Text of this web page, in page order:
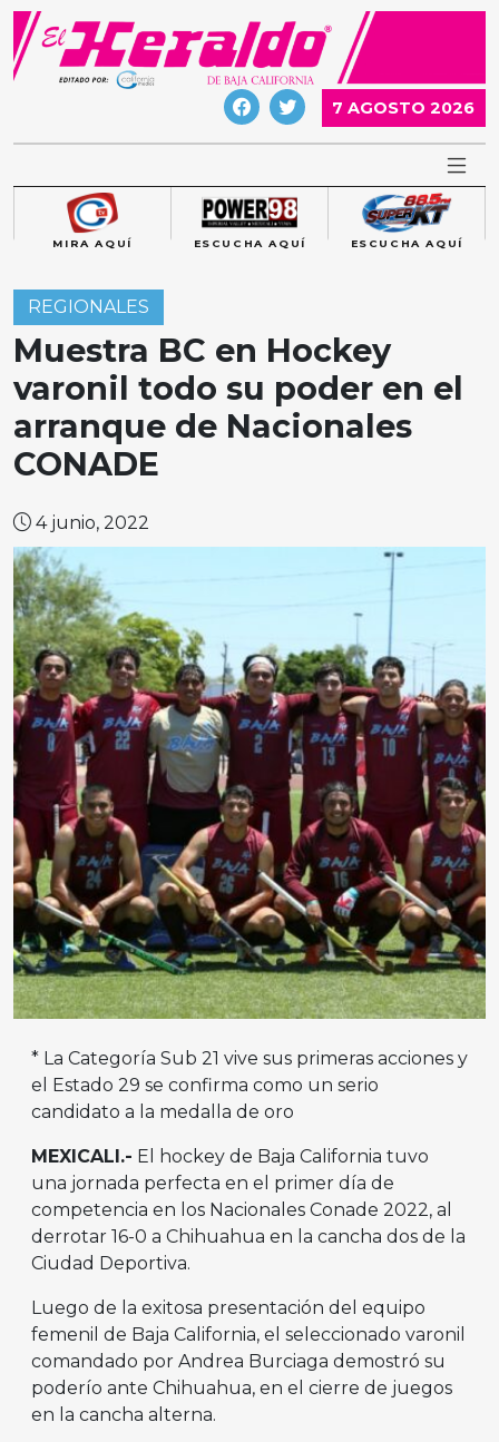
Skip
content
7 AGOSTO 2026
MIRA AQUÍ ESCUCHA AQUÍ ESCUCHA AQUÍ
REGIONALES
Muestra BC en Hockey
varonil todo su poder en el
arranque de Nacionales
CONADE
4 junio, 2022
* La Categoría Sub 21 vive sus primeras acciones y
el Estado 29 se confirma como un serio
candidato a la medalla de oro
MEXICALI.- El hockey de Baja California tuvo
una jornada perfecta en el primer día de
competencia en los Nacionales Conade 2022, al
derrotar 16-0 a Chihuahua en la cancha dos de la
Ciudad Deportiva.
Luego de la exitosa presentación del equipo
femenil de Baja California, el seleccionado varonil
comandado por Andrea Burciaga demostró su
poderío ante Chihuahua, en el cierre de juegos
en la cancha alterna.